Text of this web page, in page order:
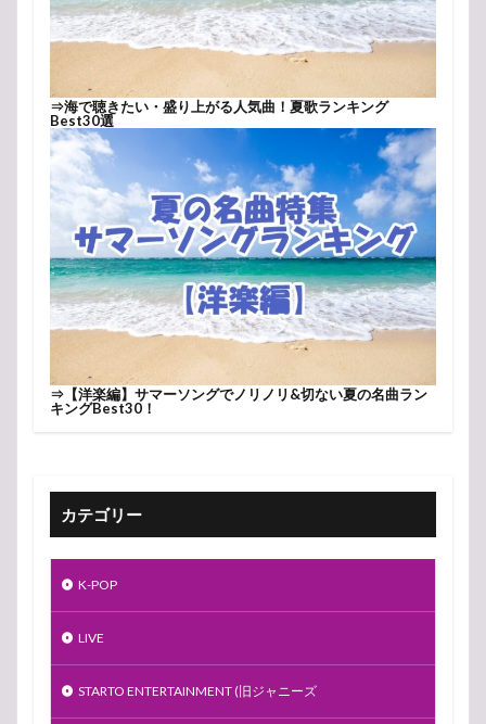
⇒海で聴きたい・盛り上がる人気曲！夏歌ランキング
Best30選
⇒ 【洋楽編】サマーソングでノリノリ&切ない夏の名曲ラン
キングBest30！
カテゴリー
K-POP
LIVE
STARTO ENTERTAINMENT (旧ジャニーズ